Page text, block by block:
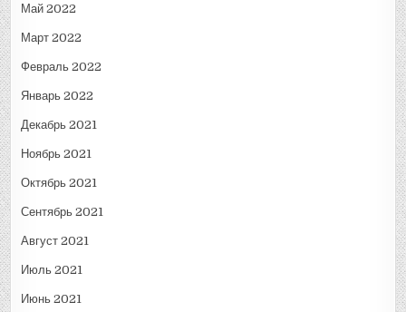
Май 2022
Март 2022
Февраль 2022
Январь 2022
Декабрь 2021
Ноябрь 2021
Октябрь 2021
Сентябрь 2021
Август 2021
Июль 2021
Июнь 2021